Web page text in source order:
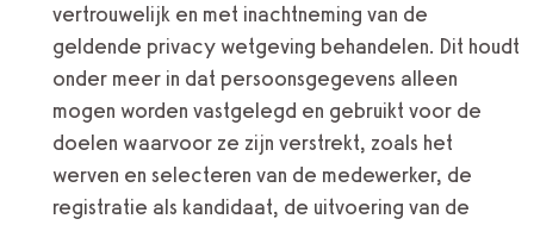
vertrouwelijk en met inachtneming van de
geldende privacy wetgeving behandelen. Dit houdt
onder meer in dat persoonsgegevens alleen
mogen worden vastgelegd en gebruikt voor de
doelen waarvoor ze zijn verstrekt, zoals het
werven en selecteren van de medewerker, de
registratie als kandidaat, de uitvoering van de